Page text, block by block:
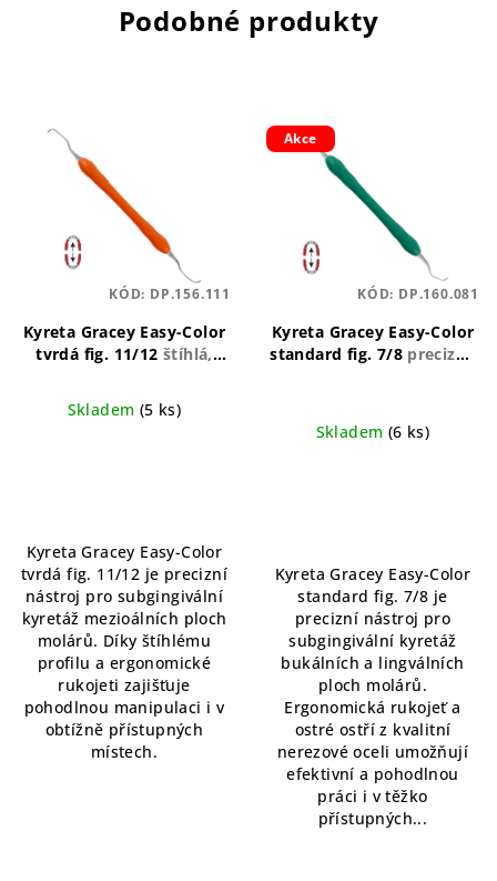
Podobné produkty
Kyreta Gracey Easy-Color
tvrdá fig. 11/12 štíhlá,
Skladem (5 ks)
Kyreta Gracey Easy-Color
tvrdá fig. 11/12 je precizní
nástroj pro subgingivální
kyretáž mezioálních ploch
molárů. Díky štíhlému
profilu a ergonomické
rukojeti zajišťuje
pohodlnou manipulaci i v
obtížně přístupných
místech.
KÓD: DP.156.111
Akce
Kyreta Gracey Easy-Color
standard fig. 7/8 precizní,
Skladem (6 ks)
z
5
hvězdiček.
Kyreta Gracey Easy-Color
standard fig. 7/8 je
precizní nástroj pro
subgingivální kyretáž
bukálních a lingválních
ploch molárů.
Ergonomická rukojeť a
ostré ostří z kvalitní
nerezové oceli umožňují
efektivní a pohodlnou
práci i v těžko
přístupných...
KÓD: DP.160.081